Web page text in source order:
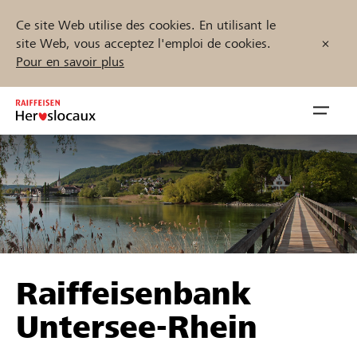
Ce site Web utilise des cookies. En utilisant le
site Web, vous acceptez l'emploi de cookies.
Pour en savoir plus
Inhalt
springen
öffnen
Parrainer
Soutien & assistance
Trouvez des projets et des organisations
Démarrez maintenant
Raiffeisenbank
Untersee-Rhein